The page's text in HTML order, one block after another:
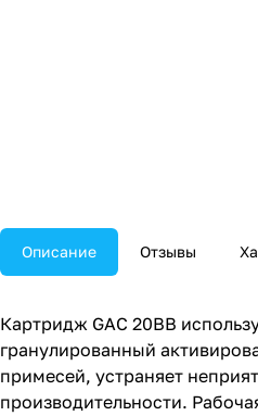
Описание Отзывы
Картридж GAC 20BB
гранулированный
примесей, устраняет
производительности.